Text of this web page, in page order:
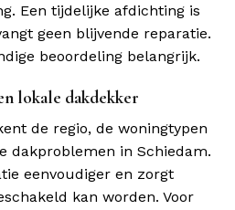
Een tijdelijke afdichting is
geen blijvende reparatie.
beoordeling belangrijk.
lokale dakdekker
de regio, de woningtypen
dakproblemen in Schiedam.
eenvoudiger en zorgt
kan worden. Voor